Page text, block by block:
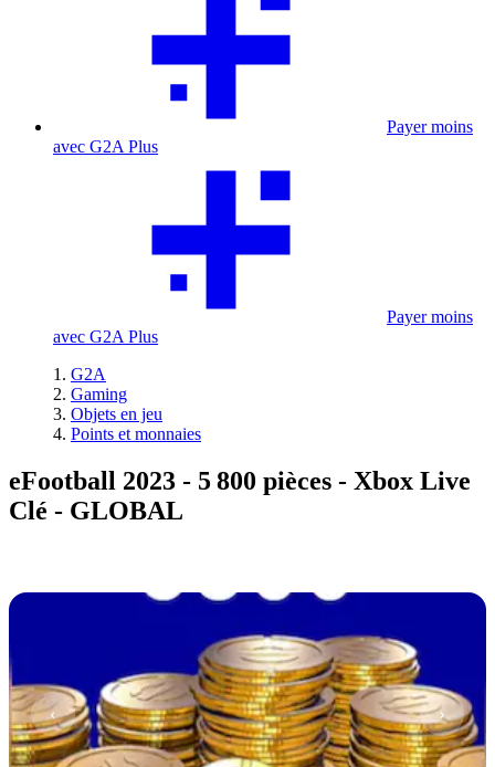
Payer moins
avec G2A Plus
Payer moins
avec G2A Plus
G2A
Gaming
Objets en jeu
Points et monnaies
eFootball 2023 - 5 800 pièces - Xbox Live
Clé - GLOBAL